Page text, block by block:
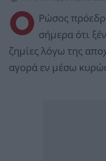
Ο Ρώσος
σήμερα ότι
ζημίες λόγω της
αγορά εν μέσω